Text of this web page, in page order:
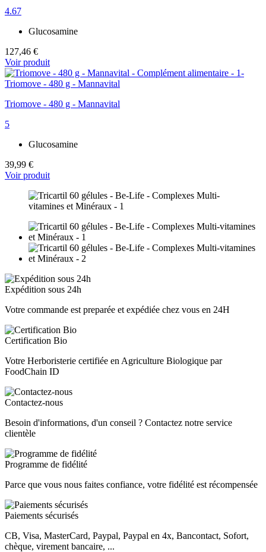
4.67
Glucosamine
127,46 €
Voir produit
Triomove - 480 g - Mannavital
5
Glucosamine
39,99 €
Voir produit
Expédition sous 24h
Votre commande est preparée et expédiée chez vous en 24H
Certification Bio
Votre Herboristerie certifiée en Agriculture Biologique par
FoodChain ID
Contactez-nous
Besoin d'informations, d'un conseil ? Contactez notre service
clientèle
Programme de fidélité
Parce que vous nous faites confiance, votre fidélité est récompensée
Paiements sécurisés
CB, Visa, MasterCard, Paypal, Paypal en 4x, Bancontact, Sofort,
chèque, virement bancaire, ...